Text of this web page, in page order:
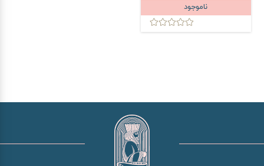
لیتر
ناموجود